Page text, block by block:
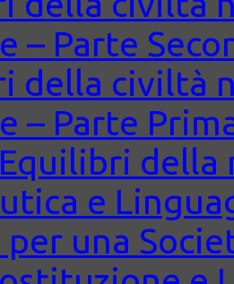
– Parte
della civiltà
– Parte
della
e
per una